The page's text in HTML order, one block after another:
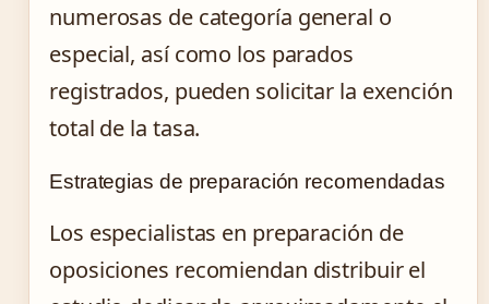
numerosas de categoría general o
especial, así como los parados
registrados, pueden solicitar la exención
total de la tasa.
Estrategias de preparación recomendadas
Los especialistas en preparación de
oposiciones recomiendan distribuir el